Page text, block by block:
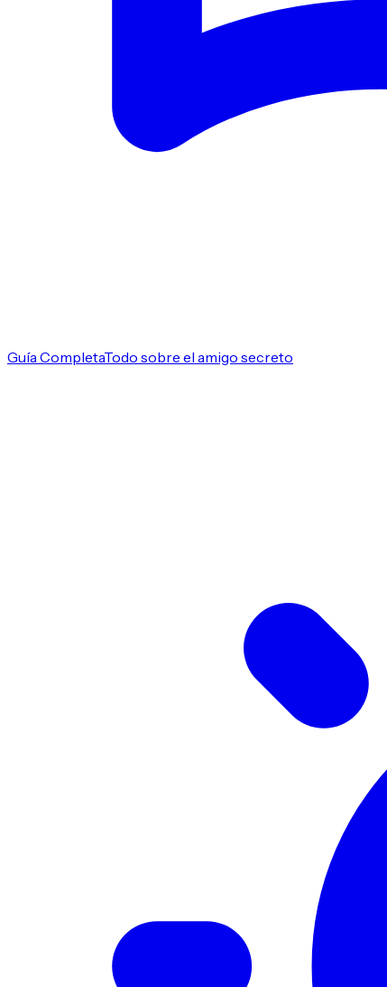
Guía CompletaTodo sobre el amigo secreto